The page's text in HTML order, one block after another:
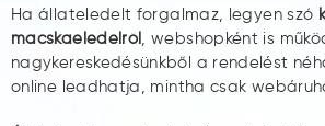
Ha állateledelt forgalmaz, legyen szó
macskaeledelről , webshopként is
nagykereskedésünkből a rendelést
online leadhatja, mintha csak